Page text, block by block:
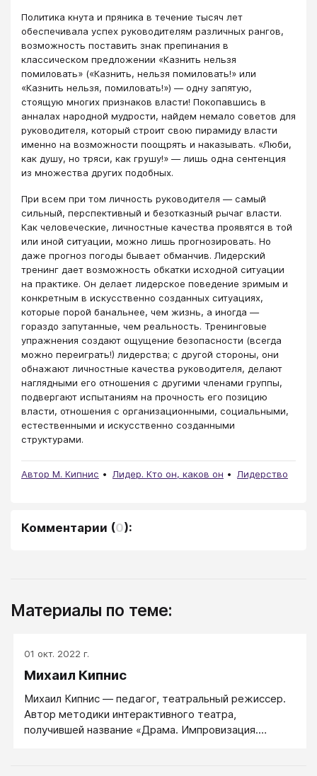
Политика кнута и пряника в течение тысяч лет
обеспечивала успех руководителям различных рангов,
возможность поставить знак препинания в
классическом предложении «Казнить нельзя
помиловать» («Казнить, нельзя помиловать!» или
«Казнить нельзя, помиловать!») ― одну запятую,
стоящую многих признаков власти! Покопавшись в
анналах народной мудрости, найдем немало советов для
руководителя, который строит свою пирамиду власти
именно на возможности поощрять и наказывать. «Люби,
как душу, но тряси, как грушу!» ― лишь одна сентенция
из множества других подобных.
При всем при том личность руководителя ― самый
сильный, перспективный и безотказный рычаг власти.
Как человеческие, личностные качества проявятся в той
или иной ситуации, можно лишь прогнозировать. Но
даже прогноз погоды бывает обманчив. Лидерский
тренинг дает возможность обкатки исходной ситуации
на практике. Он делает лидерское поведение зримым и
конкретным в искусственно созданных ситуациях,
которые порой банальнее, чем жизнь, а иногда ―
гораздо запутанные, чем реальность. Тренинговые
упражнения создают ощущение безопасности (всегда
можно переиграть!) лидерства; с другой стороны, они
обнажают личностные качества руководителя, делают
наглядными его отношения с другими членами группы,
подвергают испытаниям на прочность его позицию
власти, отношения с организационными, социальными,
естественными и искусственно созданными
структурами.
Автор М. Кипнис Лидер. Кто он, каков он Лидерство
Комментарии (0):
Материалы по теме:
01 окт. 2022 г.
Михаил Кипнис
Михаил Кипнис ― педагог, театральный режиссер.
Автор методики интерактивного театра,
получившей название «Драма. Импровизация.